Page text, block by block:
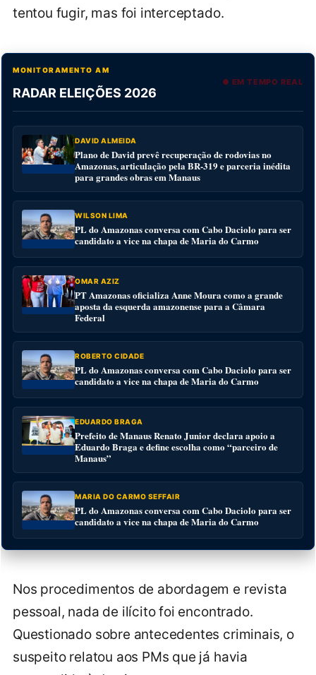
tentou fugir, mas foi interceptado.
MONITORAMENTO AM
RADAR ELEIÇÕES 2026
● EM TEMPO REAL
DAVID ALMEIDA
Plano de David prevê recuperação de rodovias no
Amazonas, articulação pela BR-319 e parceria inédita
para grandes obras em Manaus
WILSON LIMA
PL do Amazonas conversa com Cabo Daciolo para ser
candidato a vice na chapa de Maria do Carmo
OMAR AZIZ
PT Amazonas oficializa Anne Moura como a grande
aposta da esquerda amazonense para a Câmara
Federal
ROBERTO CIDADE
PL do Amazonas conversa com Cabo Daciolo para ser
candidato a vice na chapa de Maria do Carmo
EDUARDO BRAGA
Prefeito de Manaus Renato Junior declara apoio a
Eduardo Braga e define escolha como “parceiro de
Manaus”
MARIA DO CARMO SEFFAIR
PL do Amazonas conversa com Cabo Daciolo para ser
candidato a vice na chapa de Maria do Carmo
Nos procedimentos de abordagem e revista
pessoal, nada de ilícito foi encontrado.
Questionado sobre antecedentes criminais, o
suspeito relatou aos PMs que já havia